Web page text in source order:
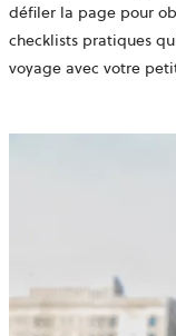
défiler la page pour
checklists pratiques
voyage avec votre